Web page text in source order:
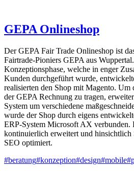
GEPA Onlineshop
Der GEPA Fair Trade Onlineshop ist
Fairtrade-Pioniers GEPA aus
Konzeptionsphase, welche in enger
Kunden durchgeführt wurde,
realisierten den Shop mit Magento.
der GEPA Rechnung zu tragen,
System um verschiedene
wurde der Shop durch eigens
ERP-System Microsoft AX verbunden.
kontinuierlich erweitert und
SEO optimiert.
#beratung#konzeption#design#mobile